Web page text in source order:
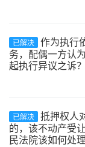
已解决 作为执行
务，配偶一方认
起执行异议之诉？
已解决 抵押权人
的，该不动产受
民法院该如何处理